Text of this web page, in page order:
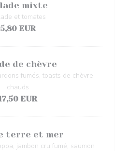
mixte
et tomates
5,80 EUR
de chèvre
fumés, toasts de chèvre
chauds
EUR
terre et mer
jambon cru fumé, saumon